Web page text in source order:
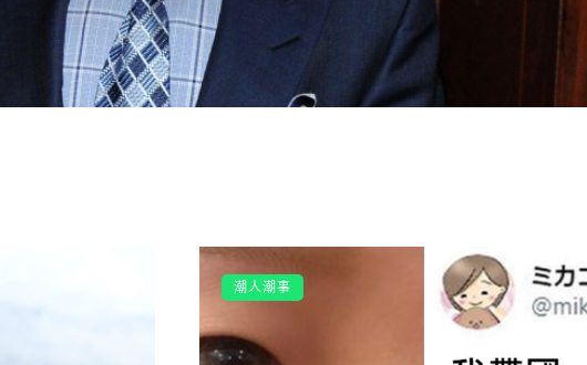
變成了肌肉，如今他已經不需要減肥了，轉而開始健身塑形。
「不僅帥了，眼睛也變大了兩倍，減肥真是最好的整形方法」、「同
出是你」、「相比一年前好像年輕了很多」。每一個胖子都是潛力
潮人潮事